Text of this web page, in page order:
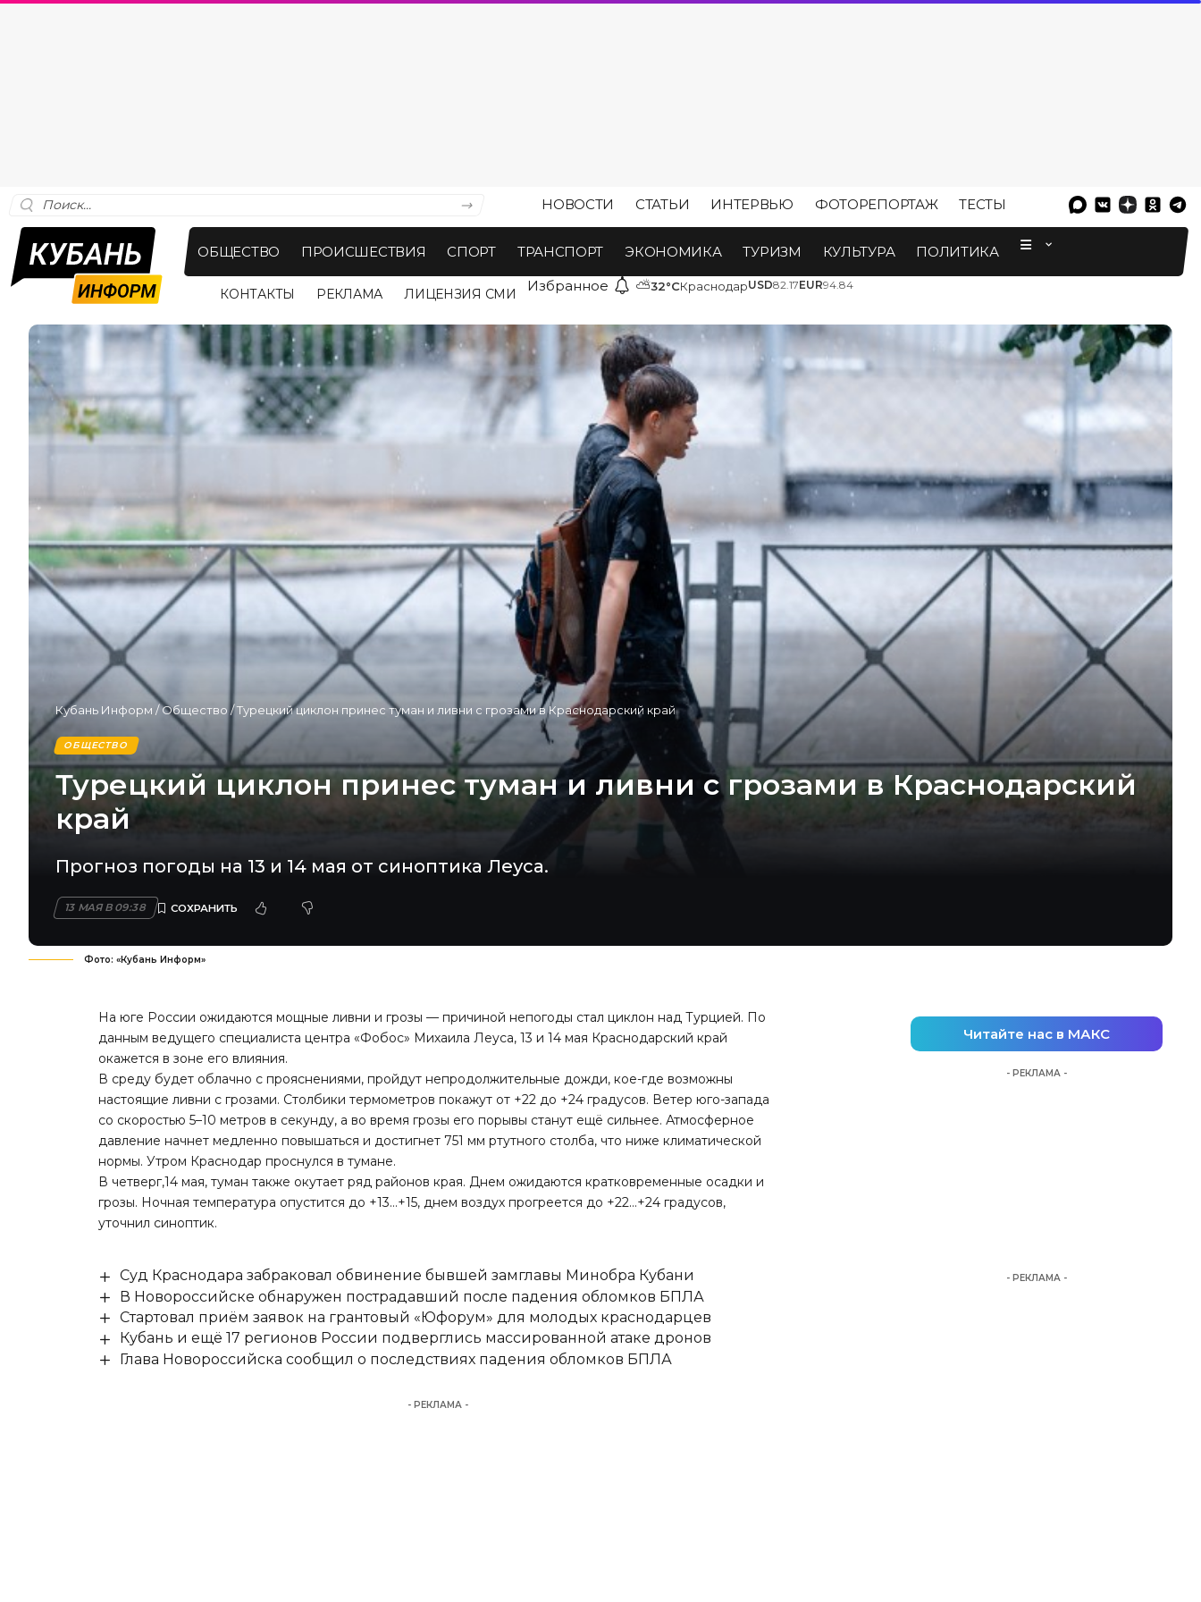
НОВОСТИ СТАТЬИ ИНТЕРВЬЮ ФОТОРЕПОРТАЖ ТЕСТЫ
ОБЩЕСТВО ПРОИСШЕСТВИЯ СПОРТ ТРАНСПОРТ ЭКОНОМИКА ТУРИЗМ КУЛЬТУРА ПОЛИТИКА
КОНТАКТЫ РЕКЛАМА ЛИЦЕНЗИЯ СМИ Избранное ⛅32°CКраснодарUSD82.17EUR94.84
Кубань Информ /Общество /Турецкий циклон принес туман и ливни с грозами в Краснодарский край
ОБЩЕСТВО
Турецкий циклон принес туман и ливни с грозами в Краснодарский
край
Прогноз погоды на 13 и 14 мая от синоптика Леуса.
13 МАЯ В 09:38
Фото: «Кубань Информ»
На юге России ожидаются мощные ливни и грозы — причиной непогоды стал циклон над Турцией. По
данным ведущего специалиста центра «Фобос» Михаила Леуса, 13 и 14 мая Краснодарский край
окажется в зоне его влияния.
В среду будет облачно с прояснениями, пройдут непродолжительные дожди, кое-где возможны
настоящие ливни с грозами. Столбики термометров покажут от +22 до +24 градусов. Ветер юго-запада
со скоростью 5–10 метров в секунду, а во время грозы его порывы станут ещё сильнее. Атмосферное
давление начнет медленно повышаться и достигнет 751 мм ртутного столба, что ниже климатической
нормы. Утром Краснодар проснулся в тумане.
В четверг,14 мая, туман также окутает ряд районов края. Днем ожидаются кратковременные осадки и
грозы. Ночная температура опустится до +13…+15, днем воздух прогреется до +22…+24 градусов,
уточнил синоптик.
Суд Краснодара забраковал обвинение бывшей замглавы Минобра Кубани
В Новороссийске обнаружен пострадавший после падения обломков БПЛА
Стартовал приём заявок на грантовый «Юфорум» для молодых краснодарцев
Кубань и ещё 17 регионов России подверглись массированной атаке дронов
Глава Новороссийска сообщил о последствиях падения обломков БПЛА
- РЕКЛАМА -
Читайте нас в МАКС
- РЕКЛАМА -
- РЕКЛАМА -